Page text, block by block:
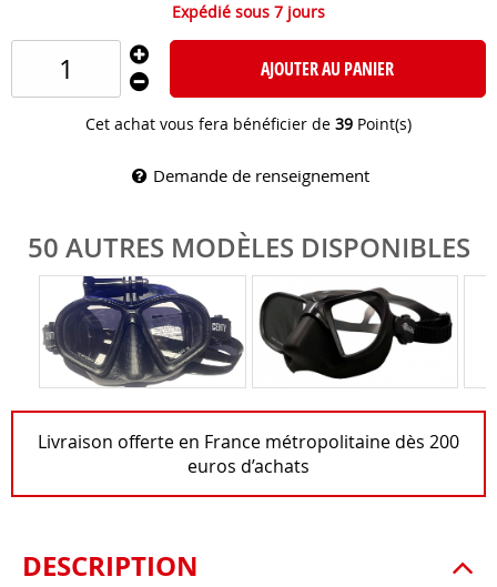
Expédié sous 7 jours
AJOUTER AU PANIER
Cet achat vous fera bénéficier de 39 Point(s)
Demande de renseignement
Livraison offerte en France métropolitaine dès 200
euros d’achats
50 AUTRES MODÈLES DISPONIBLES
DESCRIPTION